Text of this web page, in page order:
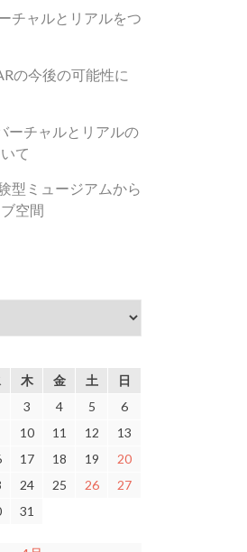
チャルとリアルをつ
の今後の可能性に
チャルとリアルの
て
型ミュージアムから
空間
木 金 土
日
3 4 5
6
10 11 12
13
17 18 19
20
24 25 26
27
31